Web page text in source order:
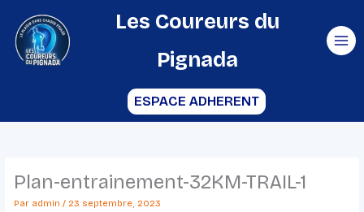
contenu
Les Coureurs du
Pignada
ESPACE ADHERENT
Plan-entrainement-32KM-TRAIL-1
Par admin / 23 septembre, 2023